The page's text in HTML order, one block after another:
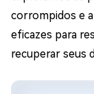
corrompidos e
eficazes para
recuperar seus